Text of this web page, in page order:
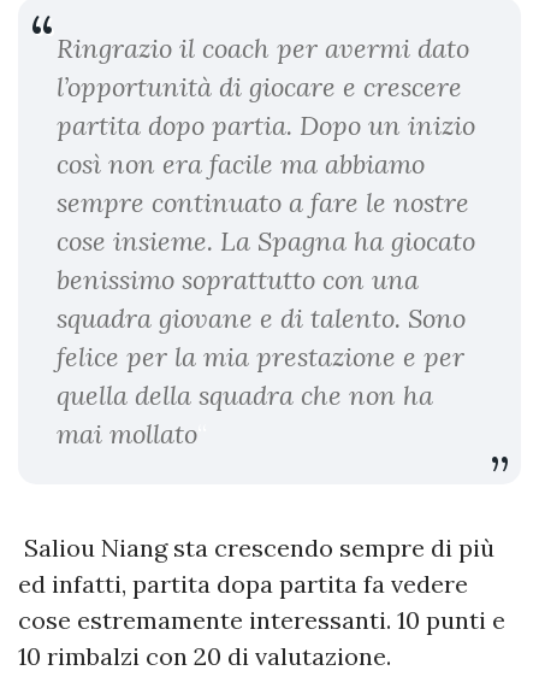
Ringrazio il coach per avermi dato
l’opportunità di giocare e crescere
partita dopo partia. Dopo un inizio
così non era facile ma abbiamo
sempre continuato a fare le nostre
cose insieme. La Spagna ha giocato
benissimo soprattutto con una
squadra giovane e di talento. Sono
felice per la mia prestazione e per
quella della squadra che non ha
mai mollato
Saliou Niang sta crescendo sempre di più
ed infatti, partita dopa partita fa vedere
cose estremamente interessanti. 10 punti e
10 rimbalzi con 20 di valutazione.